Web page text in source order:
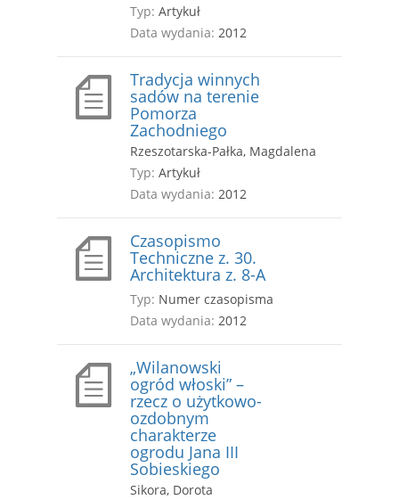
Typ: Artykuł
Data wydania: 2012
Tradycja winnych
sadów na terenie
Pomorza
Zachodniego
Rzeszotarska-Pałka, Magdalena
Typ: Artykuł
Data wydania: 2012
Czasopismo
Techniczne z. 30.
Architektura z. 8-A
Typ: Numer czasopisma
Data wydania: 2012
„Wilanowski
ogród włoski” –
rzecz o użytkowo-
ozdobnym
charakterze
ogrodu Jana III
Sobieskiego
Sikora, Dorota